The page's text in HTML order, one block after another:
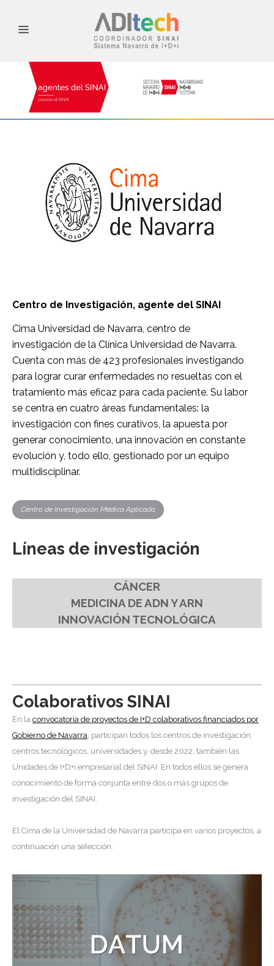
Centro de Investigación, agente del SINAI
Cima Universidad de Navarra, centro de
investigación de la Clínica Universidad de Navarra.
Cuenta con más de 423 profesionales investigando
para lograr curar enfermedades no resueltas con el
tratamiento más eficaz para cada paciente. Su labor
se centra en cuatro áreas fundamentales: la
investigación con fines curativos, la apuesta por
generar conocimiento, una innovación en constante
evolución y, todo ello, gestionado por un equipo
multidisciplinar.
Centro de Investigación Médica Aplicada
Líneas de investigación
CÁNCER
MEDICINA DE ADN Y ARN
INNOVACIÓN TECNOLÓGICA
Colaborativos SINAI
En la convocatoria de proyectos de I+D colaborativos financiados por
Gobierno de Navarra , participan todos los centros de investigación,
centros tecnológicos, universidades y, desde 2022, también las
Unidades de I+D+i empresarial del SINAI. En todos ellos se genera
conocimiento de forma conjunta entre dos o más grupos de
investigación del SINAI.
El Cima de la Universidad de Navarra participa en varios proyectos, a
continuación una selección: